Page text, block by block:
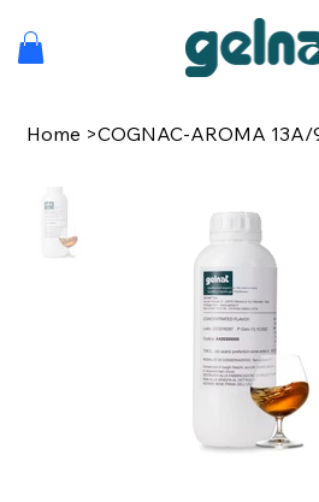
Home >COGNAC-AROMA 13A/